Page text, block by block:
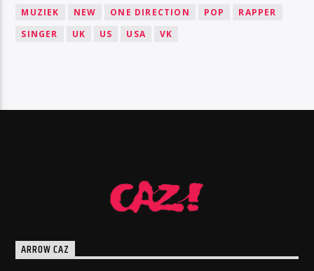
MUZIEK
NEW ONE DIRECTION POP
RAPPER
SINGER
UK US USA VK
ARROW CAZ